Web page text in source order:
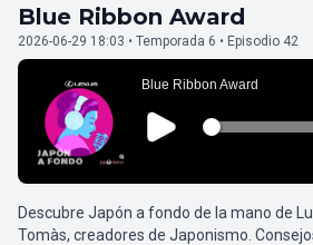
Blue Ribbon Award
2026-06-29 18:03 • Temporada 6 • Episodio 42
Descubre Japón a fondo de la mano de
Tomàs, creadores de Japonismo.